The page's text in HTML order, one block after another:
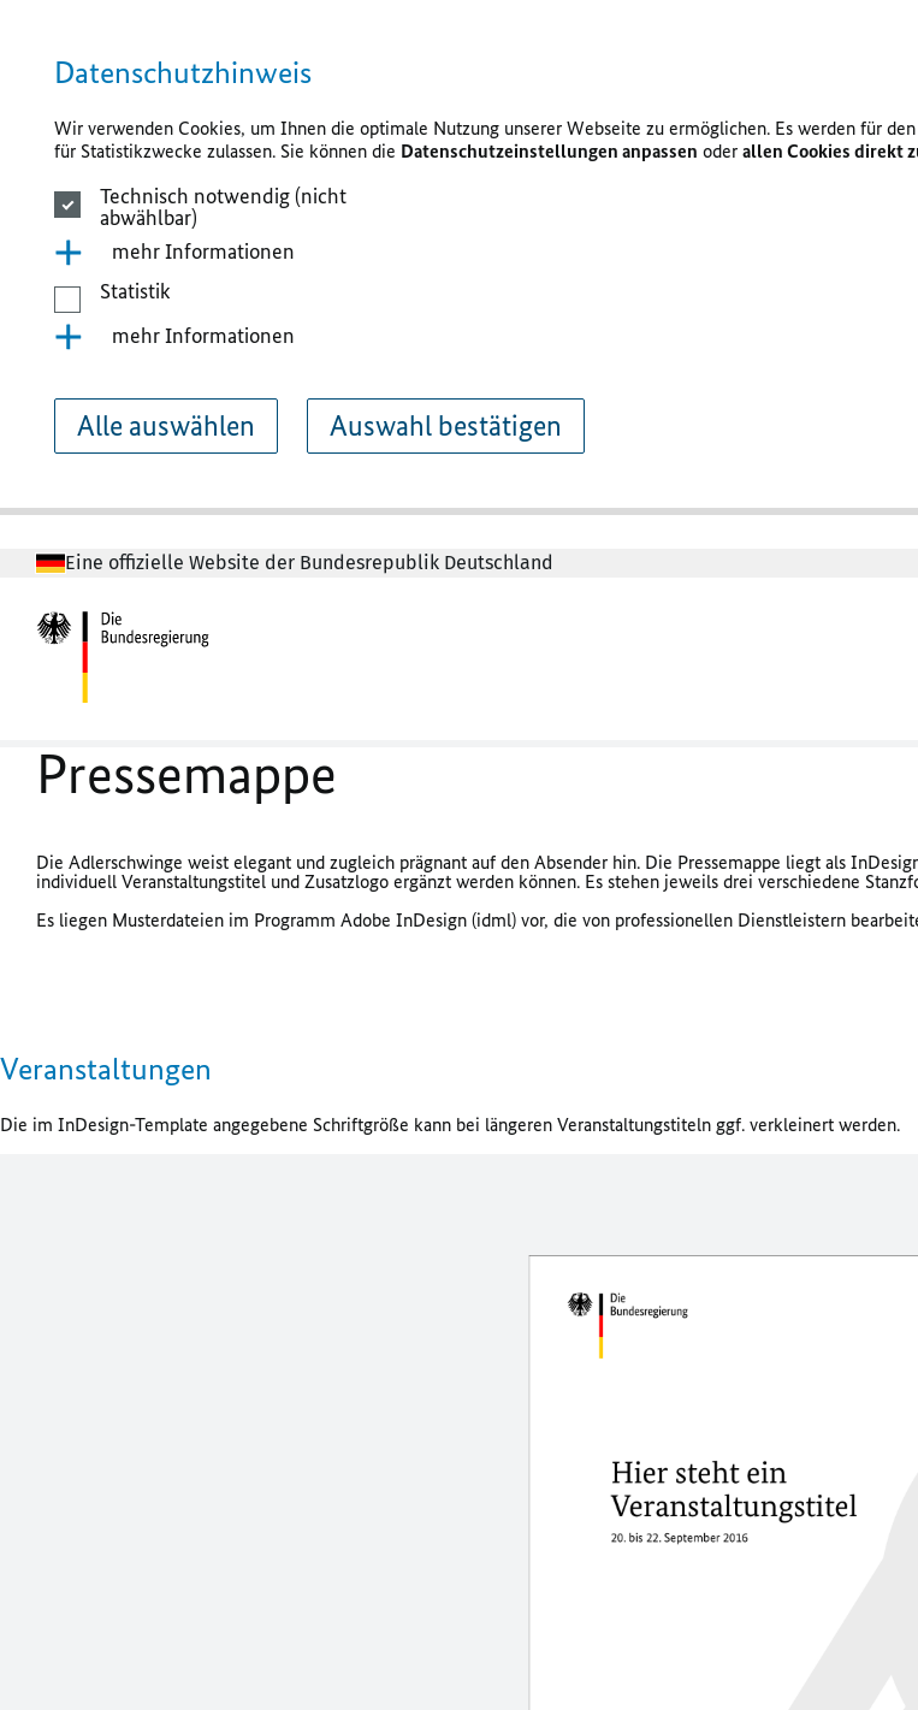
Datenschutzhinweis
Wir verwenden Cookies, um Ihnen die optimale Nutzung unserer Webseite zu ermöglichen. Es werden für
für Statistikzwecke zulassen. Sie können die Datenschutzeinstellungen anpassen oder allen Cookies direkt
Technisch notwendig (nicht
abwählbar)
mehr Informationen
Statistik
mehr Informationen
Alle auswählen Auswahl bestätigen
Eine offizielle Website der Bundesrepublik Deutschland
Pressemappe
Die Adlerschwinge weist elegant und zugleich prägnant auf den Absender hin. Die Pressemappe liegt als
individuell Veranstaltungstitel und Zusatzlogo ergänzt werden können. Es stehen jeweils drei verschiedene
Es liegen Musterdateien im Programm Adobe InDesign (idml) vor, die von professionellen Dienstleistern
Veranstaltungen
Die im InDesign-Template angegebene Schriftgröße kann bei längeren Veranstaltungstiteln ggf. verkleinert werden.